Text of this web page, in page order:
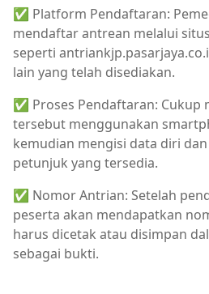
✅ Platform Pendaftaran:
mendaftar antrean melalui
seperti
lain yang telah disediakan.
✅ Proses Pendaftaran: Cukup
tersebut menggunakan
kemudian mengisi data diri dan
petunjuk yang tersedia.
✅ Nomor Antrian: Setelah
peserta akan mendapatkan
harus dicetak atau disimpan
sebagai bukti.